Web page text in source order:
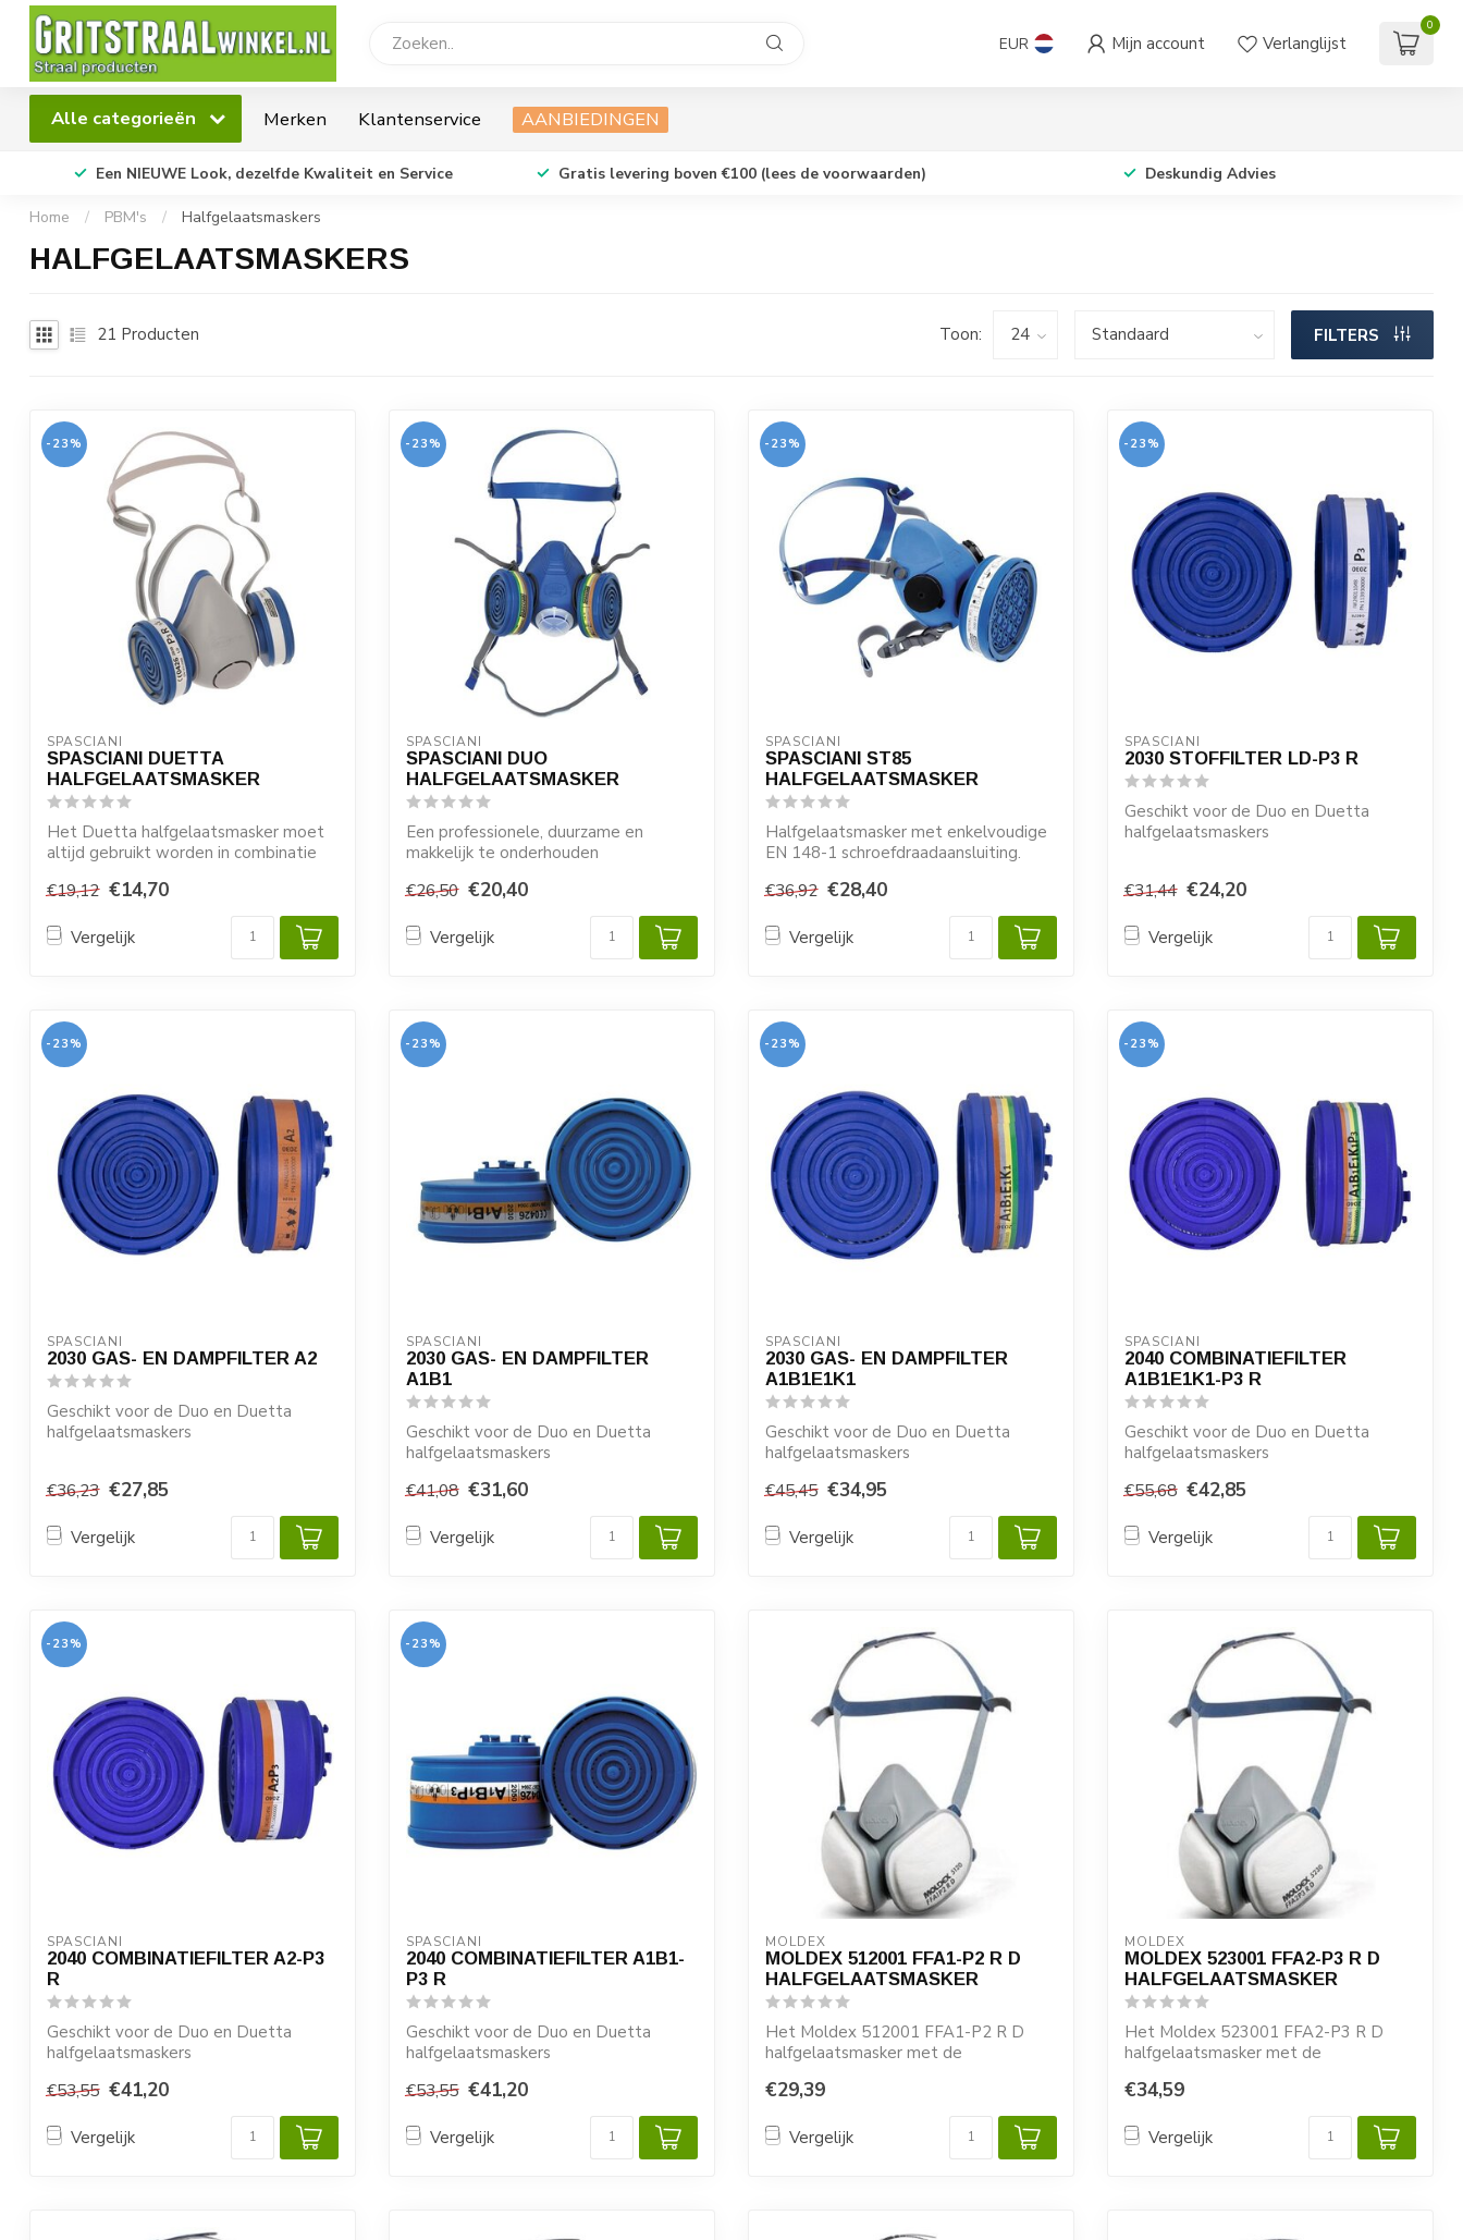
EUR Mijn account Verlanglijst
0
Alle categorieën Merken Klantenservice AANBIEDINGEN
Een NIEUWE Look, dezelfde Kwaliteit en Service Gratis levering boven €100 (lees de voorwaarden) Deskundig Advies
Home / PBM's / Halfgelaatsmaskers
HALFGELAATSMASKERS
21 Producten Toon: FILTERS
-23%
SPASCIANI
SPASCIANI DUETTA
HALFGELAATSMASKER
Het Duetta halfgelaatsmasker moet
altijd gebruikt worden in combinatie
€19,12 €14,70
Vergelijk
-23%
SPASCIANI
SPASCIANI DUO
HALFGELAATSMASKER
Een professionele, duurzame en
makkelijk te onderhouden
Mask...
€26,50 €20,40
Vergelijk
-23%
SPASCIANI
SPASCIANI ST85
HALFGELAATSMASKER
Halfgelaatsmasker met enkelvoudige
EN 148-1 schroefdraadaansluiting.
€36,92 €28,40
Vergelijk
-23%
SPASCIANI
2030 STOFFILTER LD-P3 R
Geschikt voor de Duo en Duetta
halfgelaatsmaskers
€31,44 €24,20
Vergelijk
-23%
SPASCIANI
2030 GAS- EN DAMPFILTER A2
Geschikt voor de Duo en Duetta
halfgelaatsmaskers
€36,23 €27,85
Vergelijk
-23%
SPASCIANI
2030 GAS- EN DAMPFILTER
A1B1
Geschikt voor de Duo en Duetta
halfgelaatsmaskers
€41,08 €31,60
Vergelijk
-23%
SPASCIANI
2030 GAS- EN DAMPFILTER
A1B1E1K1
Geschikt voor de Duo en Duetta
halfgelaatsmaskers
€45,45 €34,95
Vergelijk
-23%
SPASCIANI
2040 COMBINATIEFILTER
A1B1E1K1-P3 R
Geschikt voor de Duo en Duetta
halfgelaatsmaskers
€55,68 €42,85
Vergelijk
-23%
SPASCIANI
2040 COMBINATIEFILTER A2-P3
R
Geschikt voor de Duo en Duetta
halfgelaatsmaskers
€53,55 €41,20
Vergelijk
-23%
SPASCIANI
2040 COMBINATIEFILTER A1B1-
P3 R
Geschikt voor de Duo en Duetta
halfgelaatsmaskers
€53,55 €41,20
Vergelijk
MOLDEX
MOLDEX 512001 FFA1-P2 R D
HALFGELAATSMASKER
Het Moldex 512001 FFA1-P2 R D
halfgelaatsmasker met de
€29,39
Vergelijk
MOLDEX
MOLDEX 523001 FFA2-P3 R D
HALFGELAATSMASKER
Het Moldex 523001 FFA2-P3 R D
halfgelaatsmasker met de
€34,59
Vergelijk